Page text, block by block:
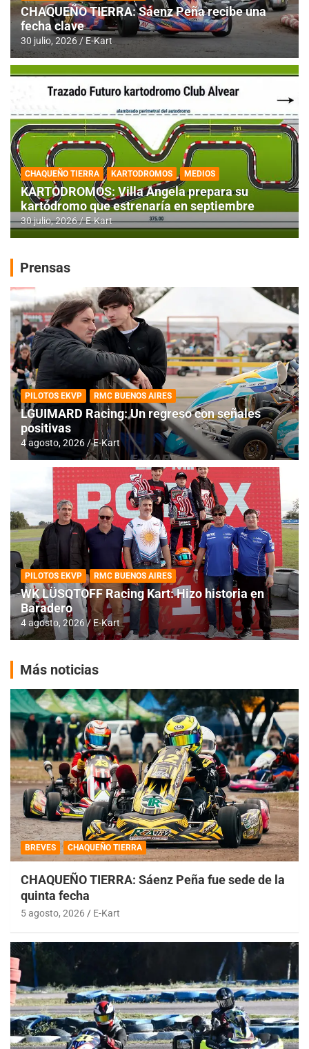
CHAQUEÑO TIERRA: Sáenz Peña recibe una
fecha clave
30 julio, 2026 E-Kart
CHAQUEÑO TIERRA KARTODROMOS MEDIOS
KARTODROMOS: Villa Angela prepara su
kartódromo que estrenaría en septiembre
30 julio, 2026 E-Kart
Prensas
PILOTOS EKVP RMC BUENOS AIRES
LGUIMARD Racing: Un regreso con señales
positivas
4 agosto, 2026 E-Kart
PILOTOS EKVP RMC BUENOS AIRES
WK LÜSQTOFF Racing Kart: Hizo historia en
Baradero
4 agosto, 2026 E-Kart
Más noticias
BREVES CHAQUEÑO TIERRA
CHAQUEÑO TIERRA: Sáenz Peña fue sede de la
quinta fecha
5 agosto, 2026 E-Kart